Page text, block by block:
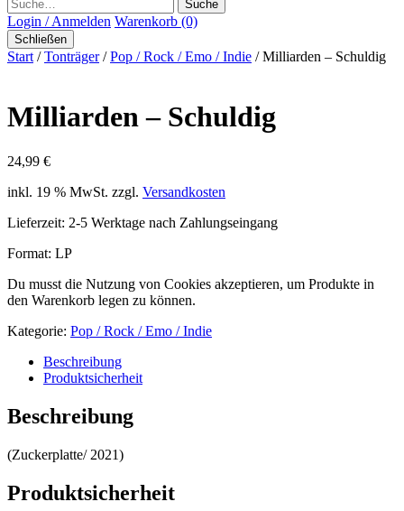
Login / Anmelden Warenkorb (0)
Schließen
Start /Tonträger/Pop / Rock / Emo / Indie / Milliarden – Schuldig
Milliarden – Schuldig
24,99 €
inkl. 19 % MwSt. zzgl. Versandkosten
Lieferzeit: 2-5 Werktage nach Zahlungseingang
Format: LP
Du musst die Nutzung von Cookies akzeptieren, um Produkte in
den Warenkorb legen zu können.
Kategorie: Pop / Rock / Emo / Indie
Beschreibung
Produktsicherheit
Beschreibung
(Zuckerplatte/ 2021)
Produktsicherheit